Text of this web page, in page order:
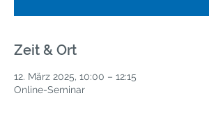
Zeit & Ort
12. März 2025, 10:00 – 12:15
Online-Seminar